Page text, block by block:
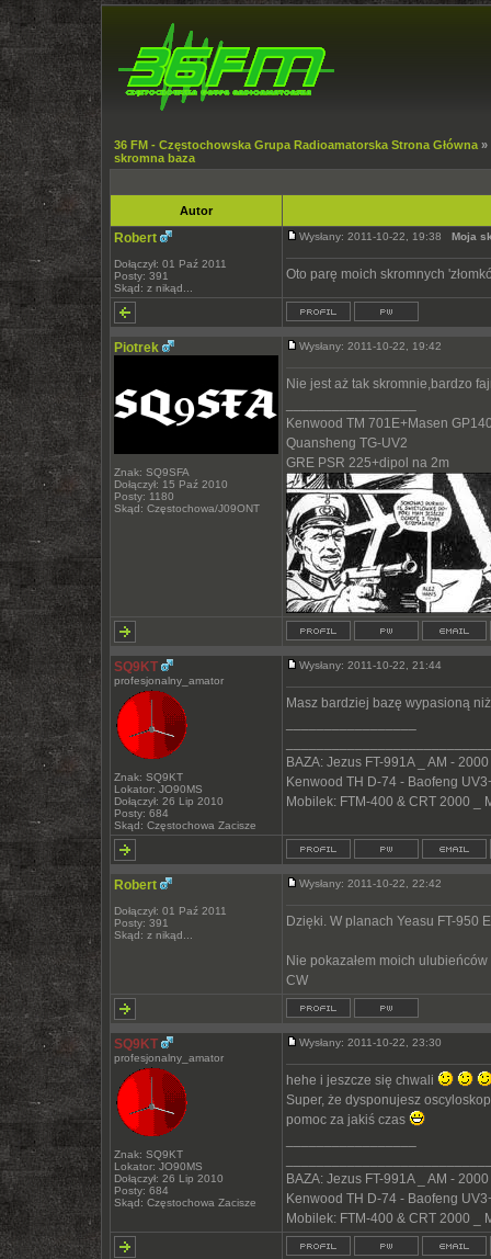
36 FM - Częstochowska Grupa Radioamatorska Strona Główna »
skromna baza
Autor
Robert
Dołączył: 01 Paź 2011
Posty: 391
Skąd: z nikąd...
Wysłany: 2011-10-22, 19:38 Moja
Oto parę moich skromnych
Piotrek
Znak: SQ9SFA
Dołączył: 15 Paź 2010
Posty: 1180
Skąd: Częstochowa/J09ONT
Wysłany: 2011-10-22, 19:42
Nie jest aż tak skromnie,bardzo
Kenwood TM 701E+Masen
Quansheng TG-UV2
GRE PSR 225+dipol na 2m
SQ9KT
profesjonalny_amator
Znak: SQ9KT
Lokator: JO90MS
Dołączył: 26 Lip 2010
Posty: 684
Skąd: Częstochowa Zacisze
Wysłany: 2011-10-22, 21:44
Masz bardziej bazę wypasioną
BAZA: Jezus FT-991A _ AM - 2000
Kenwood TH D-74 - Baofeng
Mobilek: FTM-400 & CRT 2000 _
Robert
Dołączył: 01 Paź 2011
Posty: 391
Skąd: z nikąd...
Wysłany: 2011-10-22, 22:42
Dzięki. W planach Yeasu FT-950
Nie pokazałem moich
CW
SQ9KT
profesjonalny_amator
Znak: SQ9KT
Lokator: JO90MS
Dołączył: 26 Lip 2010
Posty: 684
Skąd: Częstochowa Zacisze
Wysłany: 2011-10-22, 23:30
hehe i jeszcze się chwali
Super, że dysponujesz
pomoc za jakiś czas
BAZA: Jezus FT-991A _ AM - 2000
Kenwood TH D-74 - Baofeng
Mobilek: FTM-400 & CRT 2000 _